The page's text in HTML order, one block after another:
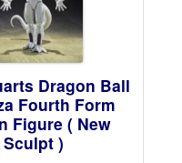
Dragon Ball
Fourth Form
Figure ( New
Sculpt )